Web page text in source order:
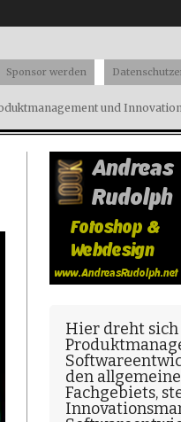
und
Sponsor werden
Hier dreht sich
den
Fachgebiets,